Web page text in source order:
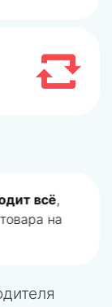
всё,
на